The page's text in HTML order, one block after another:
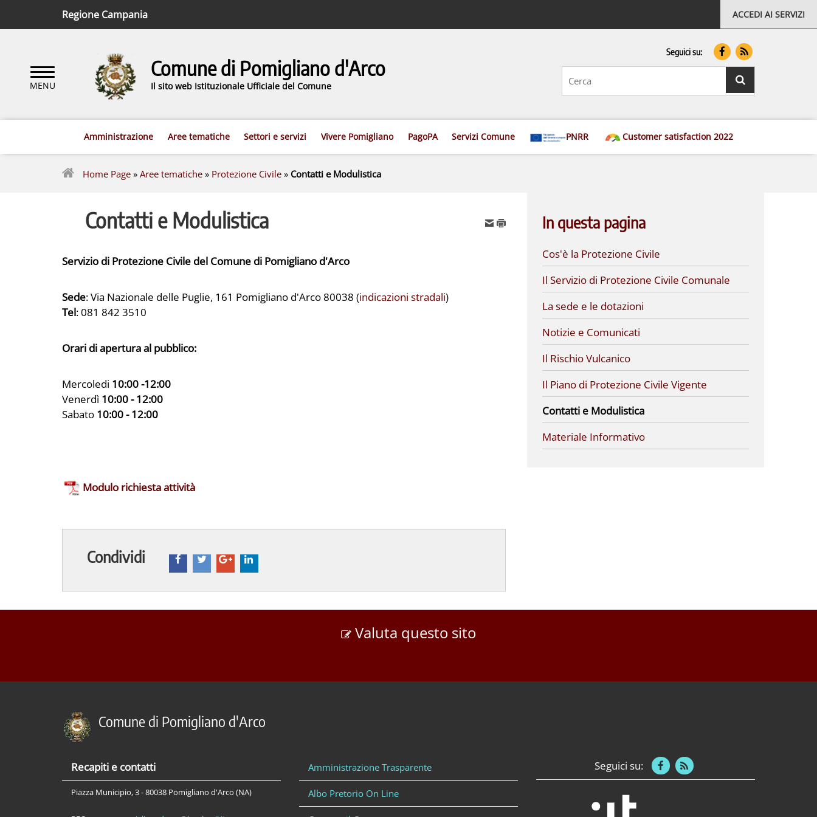
Regione Campania ACCEDI AI SERVIZI
Comune di Pomigliano d'Arco
Il sito web Istituzionale Ufficiale del Comune
Seguici su:
da
cercare
Amministrazione Aree tematiche Settori e servizi Vivere Pomigliano PagoPA Servizi Comune PNRR Customer satisfaction 2022
Home Page » Aree tematiche » Protezione Civile » Contatti e Modulistica
Contatti e Modulistica
Servizio di Protezione Civile del Comune di Pomigliano d'Arco
Sede: Via Nazionale delle Puglie, 161 Pomigliano d'Arco 80038 (indicazioni stradali)
Tel: 081 842 3510
Orari di apertura al pubblico:
Mercoledi 10:00 -12:00
Venerdì 10:00 - 12:00
Sabato 10:00 - 12:00
Modulo richiesta attività
Condividi
In questa pagina
Cos'è la Protezione Civile
Il Servizio di Protezione Civile Comunale
La sede e le dotazioni
Notizie e Comunicati
Il Rischio Vulcanico
Il Piano di Protezione Civile Vigente
Contatti e Modulistica
Materiale Informativo
Valuta questo sito
Comune di Pomigliano d'Arco
Recapiti e contatti
Piazza Municipio, 3 - 80038 Pomigliano d'Arco (NA)
Amministrazione Trasparente
Albo Pretorio On Line
Seguici su: